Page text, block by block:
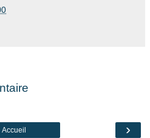
›
Accueil